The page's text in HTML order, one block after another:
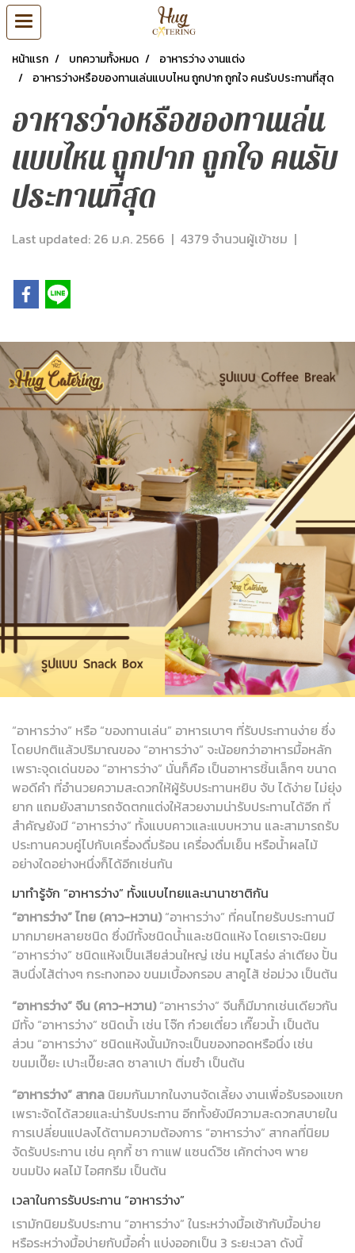
หน้าแรก บทความทั้งหมด
อาหารว่าง งานแต่ง
อาหารว่างหรือของทานเล่นแบบไหน ถูกปาก ถูกใจ คนรับประทานที่สุด
อาหารว่างหรือของทานเล่น
แบบไหน ถูกปาก ถูกใจ คนรับ
ประทานที่สุด
Last updated: 26 ม.ค. 2566 | 4379 จำนวนผู้เข้าชม |
“อาหารว่าง” หรือ “ของทานเล่น” อาหารเบาๆ ที่รับประทานง่าย ซึ่ง
โดยปกติแล้วปริมาณของ “อาหารว่าง” จะน้อยกว่าอาหารมื้อหลัก
เพราะจุดเด่นของ “อาหารว่าง” นั่นก็คือ เป็นอาหารชิ้นเล็กๆ ขนาด
พอดีคำ ที่อำนวยความสะดวกให้ผู้รับประทานหยิบ จับ ได้ง่าย ไม่ยุ่ง
ยาก แถมยังสามารถจัดตกแต่งให้สวยงามน่ารับประทานได้อีก ที่
สำคัญยังมี “อาหารว่าง” ทั้งแบบคาวและแบบหวาน และสามารถรับ
ประทานควบคู่ไปกับเครื่องดื่มร้อน เครื่องดื่มเย็น หรือน้ำผลไม้
อย่างใดอย่างหนึ่งก็ได้อีกเช่นกัน
มาทำรู้จัก “อาหารว่าง” ทั้งแบบไทยและนานาชาติกัน
“อาหารว่าง” ไทย (คาว-หวาน)“อาหารว่าง” ที่คนไทยรับประทานมี
มากมายหลายชนิด ซึ่งมีทั้งชนิดน้ำและชนิดแห้ง โดยเราจะนิยม
“อาหารว่าง” ชนิดแห้งเป็นเสียส่วนใหญ่ เช่น หมูโสร่ง ล่าเตียง ปั้น
สิบนึ่งไส้ต่างๆ กระทงทอง ขนมเบื้องกรอบ สาคูไส้ ช่อม่วง เป็นต้น
“อาหารว่าง” จีน (คาว-หวาน)“อาหารว่าง” จีนก็มีมากเช่นเดียวกัน
มีทั้ง “อาหารว่าง” ชนิดน้ำ เช่น โจ๊ก ก๋วยเตี๋ยว เกี๊ยวน้ำ เป็นต้น
ส่วน “อาหารว่าง” ชนิดแห้งนั้นมักจะเป็นของทอดหรือนึ่ง เช่น
ขนมเปี๊ยะ เปาะเปี๊ยะสด ซาลาเปา ติ่มซำ เป็นต้น
“อาหารว่าง” สากล นิยมกันมากในงานจัดเลี้ยง งานเพื่อรับรองแขก
เพราะจัดได้สวยและน่ารับประทาน อีกทั้งยังมีความสะดวกสบายใน
การเปลี่ยนแปลงได้ตามความต้องการ “อาหารว่าง” สากลที่นิยม
จัดรับประทาน เช่น คุกกี้ ชา กาแฟ แซนด์วิช เค้กต่างๆ พาย
ขนมปัง ผลไม้ ไอศกรีม เป็นต้น
เวลาในการรับประทาน “อาหารว่าง”
เรามักนิยมรับประทาน “อาหารว่าง” ในระหว่างมื้อเช้ากับมื้อบ่าย
หรือระหว่างมื้อบ่ายกับมื้อค่ำ แบ่งออกเป็น 3 ระยะเวลา ดังนี้